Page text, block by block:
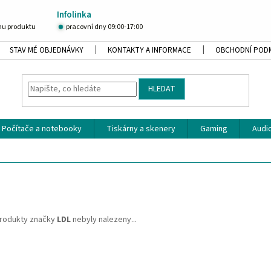
Infolinka
produktu pracovní dny 09:00-17:00
STAV MÉ OBJEDNÁVKY KONTAKTY A INFORMACE OBCHODNÍ
HLEDAT
Počítače a notebooky Tiskárny a skenery Gaming
značky LDLnebyly nalezeny...